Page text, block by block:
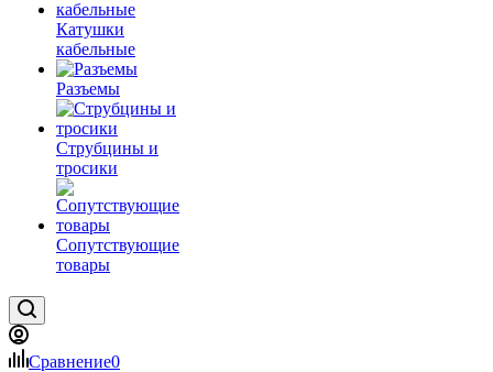
Катушки
кабельные
Разъемы
Струбцины и
тросики
Сопутствующие
товары
Сравнение0